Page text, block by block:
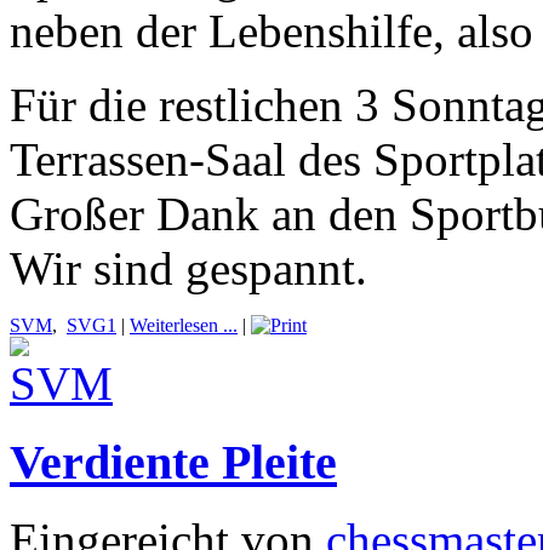
neben der Lebenshilfe,
Für die restlichen 3
Terrassen-Saal des
Großer Dank an den
Wir sind gespannt.
SVM, SVG1 | Weiterlesen ... |
Verdiente Pleite